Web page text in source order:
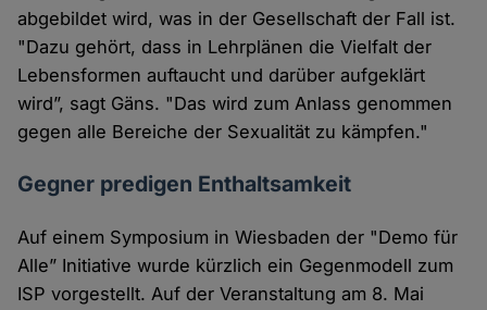
abgebildet wird, was in der Gesellschaft der Fall ist.
"Dazu gehört, dass in Lehrplänen die Vielfalt der
Lebensformen auftaucht und darüber aufgeklärt
wird”, sagt Gäns. "Das wird zum Anlass genommen
gegen alle Bereiche der Sexualität zu kämpfen."
Gegner predigen Enthaltsamkeit
Auf einem Symposium in Wiesbaden der "Demo für
Alle” Initiative wurde kürzlich ein Gegenmodell zum
ISP vorgestellt. Auf der Veranstaltung am 8. Mai